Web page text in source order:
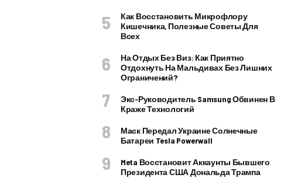
Как Восстановить Микрофлору
Кишечника, Полезные Советы Для
Всех
На Отдых Без Виз: Как Приятно
Отдохнуть На Мальдивах Без Лишних
Ограничений?
Экс-Руководитель Samsung Обвинен В
Краже Технологий
Маск Передал Украине Солнечные
Батареи Tesla Powerwall
Meta Восстановит Аккаунты Бывшего
Президента США Дональда Трампа